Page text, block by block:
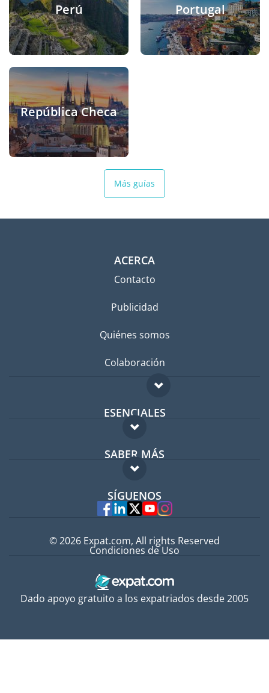
Perú Portugal
República Checa
Más guías
ACERCA
Contacto
Publicidad
Quiénes somos
Colaboración
ESENCIALES
Foro para expatriados
Guía para expatriados
Trabajos en el extranjero
SABER MÁS
FAQ
Expertos
SÍGUENOS
Dado apoyo gratuito a los expatriados desde 2005
© 2026 Expat.com, All rights Reserved
Condiciones de Uso